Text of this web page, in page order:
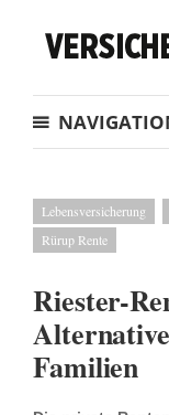
Lebensversicherung
Rürup Rente
Riester-
Familien